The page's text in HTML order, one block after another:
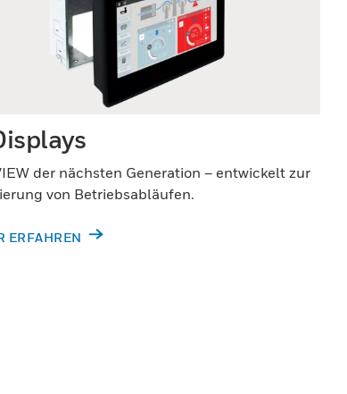
der nächsten Generation – entwickelt zur
von Betriebsabläufen.
ERFAHREN